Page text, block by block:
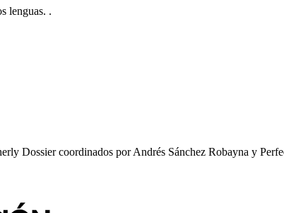
lenguas. .
Dossier coordinados por Andrés Sánchez Robayna y